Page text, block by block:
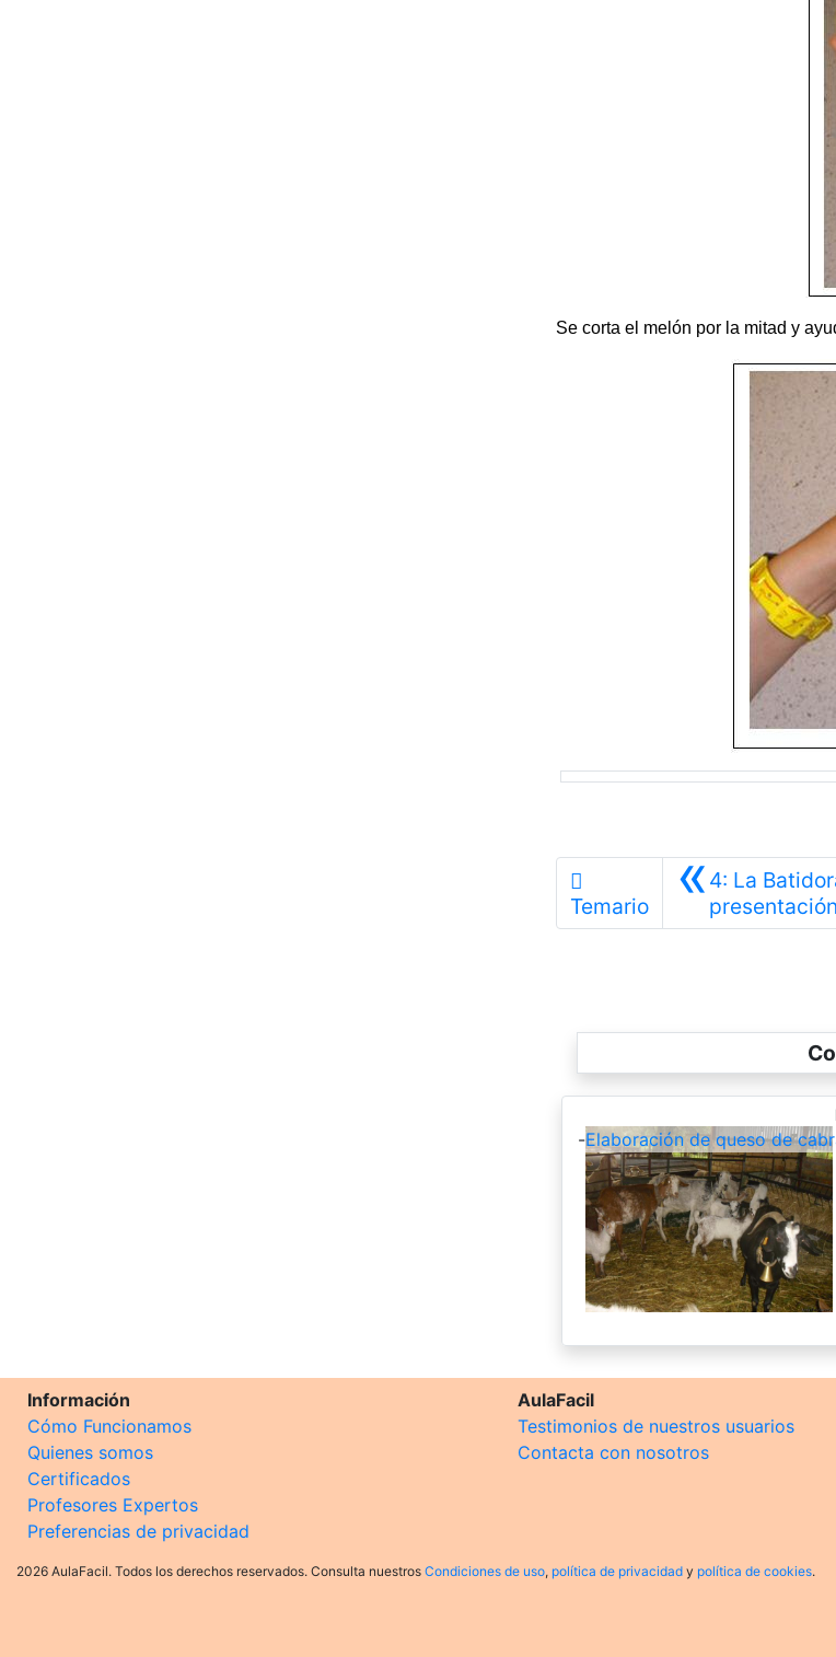
Se corta el melón por la mitad y
Temario «4: La
presentación
-Elaboración de queso de
Información
Cómo Funcionamos
Quienes somos
Certificados
Profesores Expertos
Preferencias de privacidad
AulaFacil
Testimonios de nuestros usuarios
Contacta con nosotros
2026 AulaFacil. Todos los derechos reservados. Consulta nuestros Condiciones de uso, política de privacidad y política de cookies.